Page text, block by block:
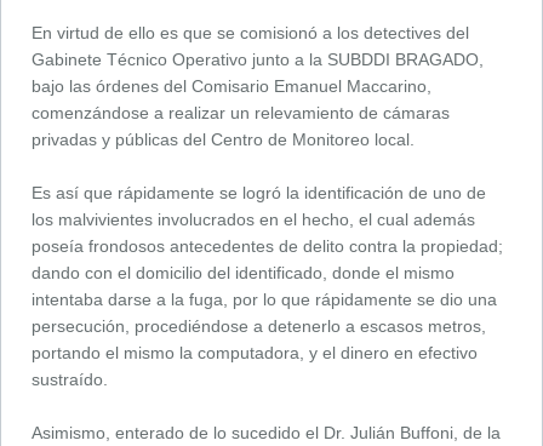
En virtud de ello es que se comisionó a los detectives del
Gabinete Técnico Operativo junto a la SUBDDI BRAGADO,
bajo las órdenes del Comisario Emanuel Maccarino,
comenzándose a realizar un relevamiento de cámaras
privadas y públicas del Centro de Monitoreo local.
Es así que rápidamente se logró la identificación de uno de
los malvivientes involucrados en el hecho, el cual además
poseía frondosos antecedentes de delito contra la propiedad;
dando con el domicilio del identificado, donde el mismo
intentaba darse a la fuga, por lo que rápidamente se dio una
persecución, procediéndose a detenerlo a escasos metros,
portando el mismo la computadora, y el dinero en efectivo
sustraído.
Asimismo, enterado de lo sucedido el Dr. Julián Buffoni, de la